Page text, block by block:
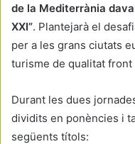
de la Mediterrània
XXI”. Plantejarà el
per a les grans ciutats
turisme de qualitat
Durant les dues
dividits en ponències i
següents títols: